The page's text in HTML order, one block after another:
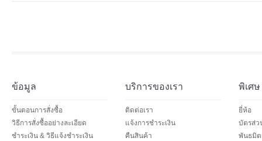
ข้อมูล
ขั้นตอนการสั่งซื้อ
วิธีการสั่งซื้ออย่างละเอียด
ชำระเงิน & วิธีแจ้งชำระเงิน
บริการของเรา
ติดต่อเรา
แจ้งการชำระเงิน
คืนสินค้า
พิเศษ
ยี่ห้อ
บัตรส่ว
พันธมิต